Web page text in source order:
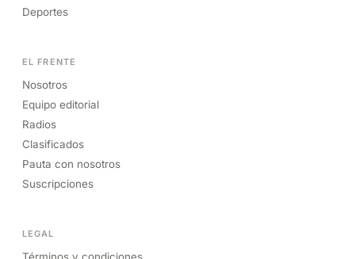
Deportes
EL FRENTE
Nosotros
Equipo editorial
Radios
Clasificados
Pauta con nosotros
Suscripciones
LEGAL